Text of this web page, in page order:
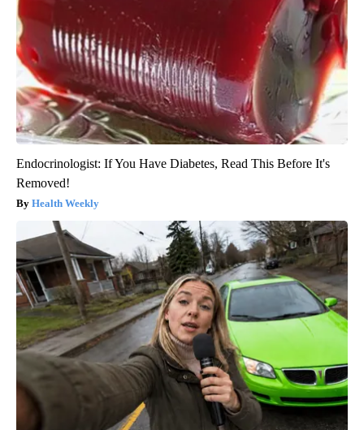
Endocrinologist: If You Have Diabetes, Read This Before It's
Removed!
Health Weekly